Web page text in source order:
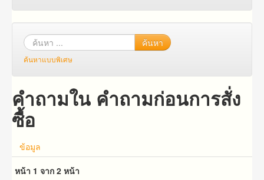
ค้นหา
ค้นหาแบบพิเศษ
คำถามใน คำถาม​ก่อน​การ​สั่ง
ซื้อ​
ข้อมูล
หน้า 1 จาก 2 หน้า